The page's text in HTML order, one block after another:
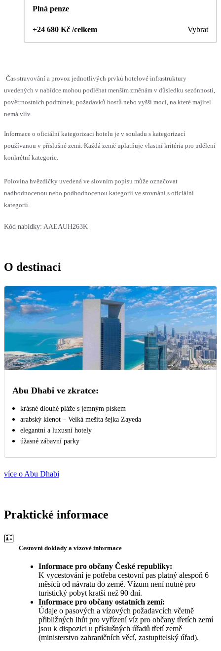
Plná penze
+24 680 Kč /celkem Vybrat
Čas stravování a provoz jednotlivých prvků hotelové infrastruktury
uvedených v nabídce mohou podléhat menším změnám v důsledku sezónnosti,
povětrnostních podmínek, požadavků hostů nebo vyšší moci, na které majitel
nemá vliv.
Informace o oficiální kategorizaci hotelu je v souladu s kategorizací
používanou v příslušné zemi. Každá země uplatňuje vlastní kritéria pro udělení
konkrétní kategorie.
Polovina hvězdičky uvedená ve slovním popisu může označovat
nadhodnocenou nebo podhodnocenou kategorii ve srovnání s oficiální
kategorií.
Kód nabídky: AAEAUH263K
O destinaci
Abu Dhabi ve zkratce:
krásné dlouhé pláže s jemným pískem
arabský klenot – Velká mešita šejka Zayeda
elegantní a luxusní hotely
úžasné zábavní parky
více o Abu Dhabi
Praktické informace
Cestovní doklady a vízové informace
Informace pro občany České republiky:
K vycestování je potřeba cestovní pas platný alespoň 6
měsíců od návratu do země. Vízum není nutné pro
turistický pobyt kratší než 90 dní.
Informace pro občany ostatních zemí:
Údaje o pasových a vízových požadavcích včetně
přibližných lhůt pro vyřízení víz pro občany třetích zemí
jsou k dispozici u příslušných úřadů třetí země
(ministerstvo zahraničních věcí, zastupitelský úřad).